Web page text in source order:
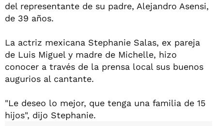
del representante de su padre, Alejandro Asensi,
de 39 años.
La actriz mexicana Stephanie Salas, ex pareja
de Luis Miguel y madre de Michelle, hizo
conocer a través de la prensa local sus buenos
augurios al cantante.
"Le deseo lo mejor, que tenga una familia de 15
hijos", dijo Stephanie.